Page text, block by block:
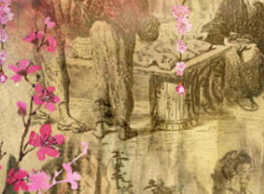
Фотообои расширяющие
пространство
Фотообои простые линии